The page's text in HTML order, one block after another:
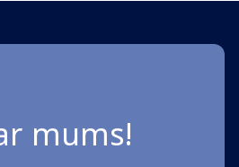
mums!